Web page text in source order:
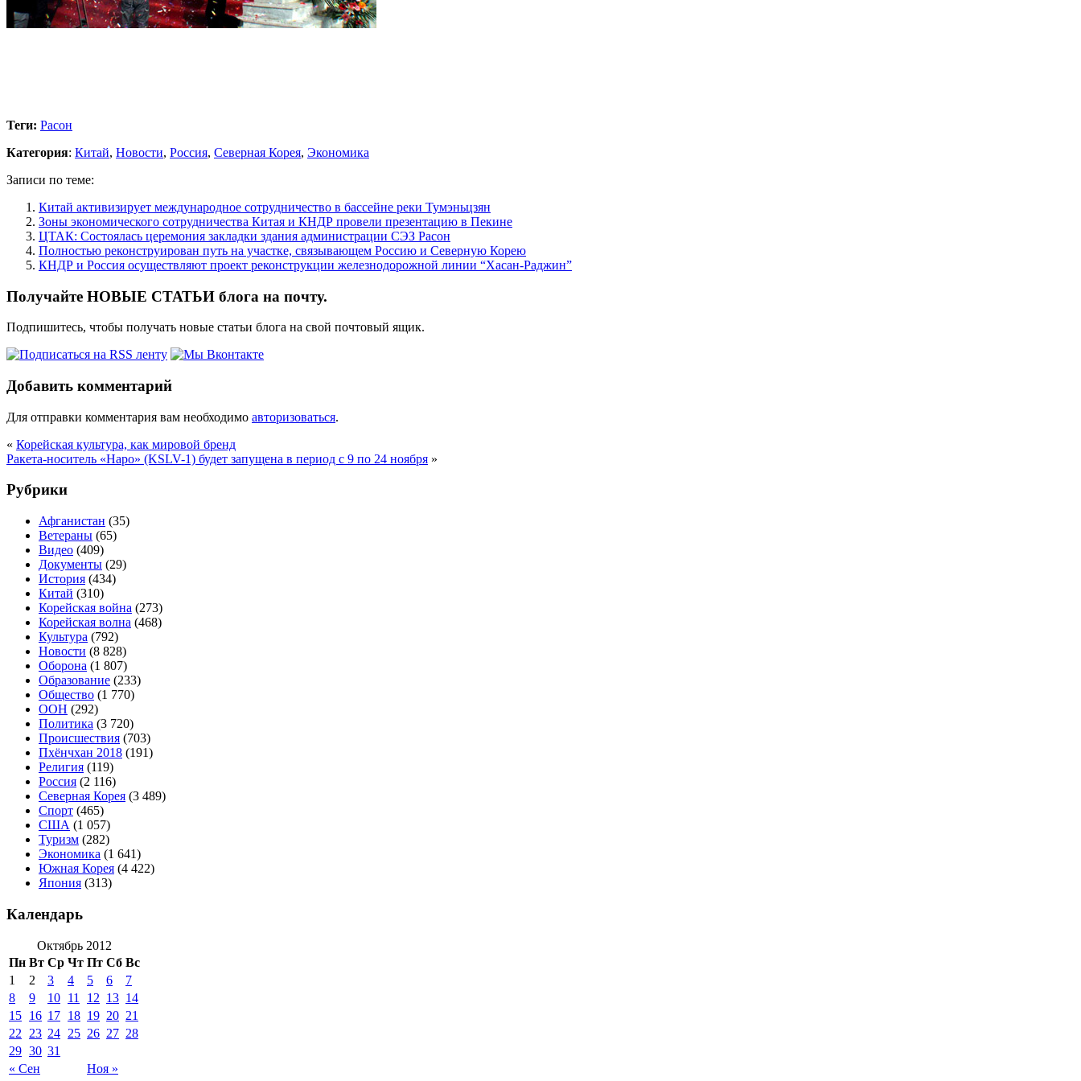
Теги: Расон
Категория: Китай, Новости, Россия, Северная Корея, Экономика
Записи по теме:
Китай активизирует международное сотрудничество в бассейнe реки Тумэньцзян
Зоны экономического сотрудничества Китая и КНДР провели презентацию в Пекине
ЦТАК: Состоялась церемония закладки здания администрации СЭЗ Расон
Полностью реконструирован путь на участке, связывающем Россию и Северную Корею
КНДР и Россия осуществляют проект реконструкции железнодорожной линии “Хасан-Раджин”
Получайте НОВЫЕ СТАТЬИ блога на почту.
Подпишитесь, чтобы получать новые статьи блога на свой почтовый ящик.
Добавить комментарий
Для отправки комментария вам необходимо авторизоваться.
« Корейская культура, как мировой бренд
Ракета-носитель «Наро» (KSLV-1) будет запущена в период с 9 по 24 ноября »
Рубрики
Афганистан (35)
Ветераны (65)
Видео (409)
Документы (29)
История (434)
Китай (310)
Корейская война (273)
Корейская волна (468)
Культура (792)
Новости (8 828)
Оборона (1 807)
Образование (233)
Общество (1 770)
ООН (292)
Политика (3 720)
Происшествия (703)
Пхёнчхан 2018 (191)
Религия (119)
Россия (2 116)
Северная Корея (3 489)
Спорт (465)
США (1 057)
Туризм (282)
Экономика (1 641)
Южная Корея (4 422)
Япония (313)
Календарь
Октябрь 2012
Пн Вт Ср Чт Пт Сб Вс
« Сен Ноя »
1 2 3 4 5 6
7
8
9 10 11 12 13 14
15 16 17 18 19 20 21
22
23 24 25 26 27 28
29 30 31